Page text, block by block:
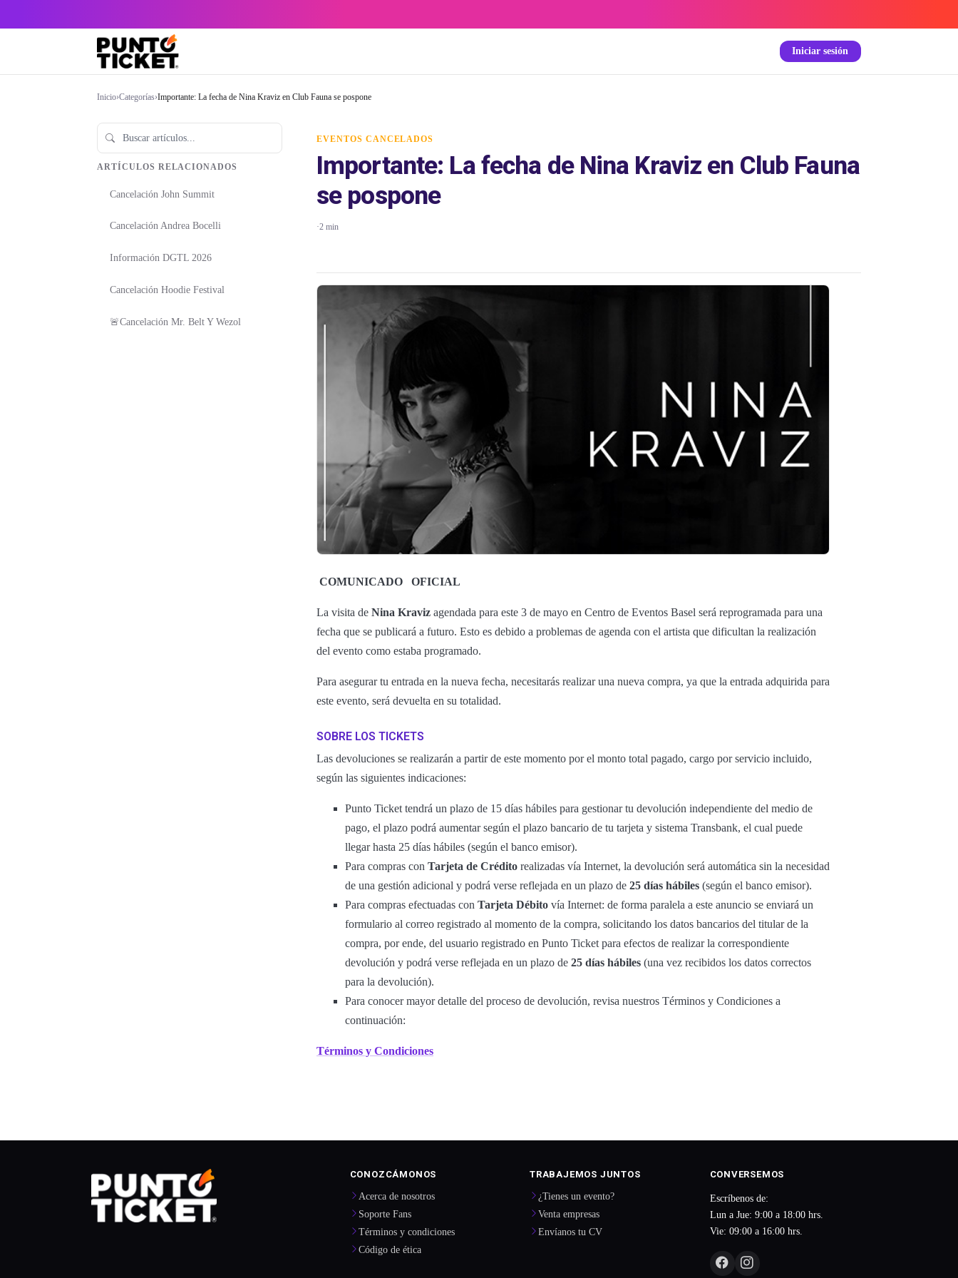
Iniciar sesión
Inicio›Categorías›Importante: La fecha de Nina Kraviz en Club Fauna se pospone
ARTÍCULOS RELACIONADOS
Cancelación John Summit
Cancelación Andrea Bocelli
Información DGTL 2026
Cancelación Hoodie Festival
🚨Cancelación Mr. Belt Y Wezol
EVENTOS CANCELADOS
Importante: La fecha de Nina Kraviz en Club Fauna
se pospone
·2 min
COMUNICADO OFICIAL
La visita de Nina Kraviz agendada para este 3 de mayo en Centro de Eventos Basel será reprogramada para una
fecha que se publicará a futuro. Esto es debido a problemas de agenda con el artista que dificultan la realización
del evento como estaba programado.
Para asegurar tu entrada en la nueva fecha, necesitarás realizar una nueva compra, ya que la entrada adquirida para
este evento, será devuelta en su totalidad.
SOBRE LOS TICKETS
Las devoluciones se realizarán a partir de este momento por el monto total pagado, cargo por servicio incluido,
según las siguientes indicaciones:
Punto Ticket tendrá un plazo de 15 días hábiles para gestionar tu devolución independiente del medio de
pago, el plazo podrá aumentar según el plazo bancario de tu tarjeta y sistema Transbank, el cual puede
llegar hasta 25 días hábiles (según el banco emisor).
Para compras con Tarjeta de Crédito realizadas vía Internet, la devolución será automática sin la necesidad
de una gestión adicional y podrá verse reflejada en un plazo de 25 días hábiles (según el banco emisor).
Para compras efectuadas con Tarjeta Débito vía Internet: de forma paralela a este anuncio se enviará un
formulario al correo registrado al momento de la compra, solicitando los datos bancarios del titular de la
compra, por ende, del usuario registrado en Punto Ticket para efectos de realizar la correspondiente
devolución y podrá verse reflejada en un plazo de 25 días hábiles (una vez recibidos los datos correctos
para la devolución).
Para conocer mayor detalle del proceso de devolución, revisa nuestros Términos y Condiciones a
continuación:
Términos y Condiciones
CONOZCÁMONOS
Acerca de nosotros
Soporte Fans
Términos y condiciones
Código de ética
TRABAJEMOS JUNTOS
¿Tienes un evento?
Venta empresas
Envíanos tu CV
CONVERSEMOS
Escríbenos de:
Lun a Jue: 9:00 a 18:00 hrs.
Vie: 09:00 a 16:00 hrs.